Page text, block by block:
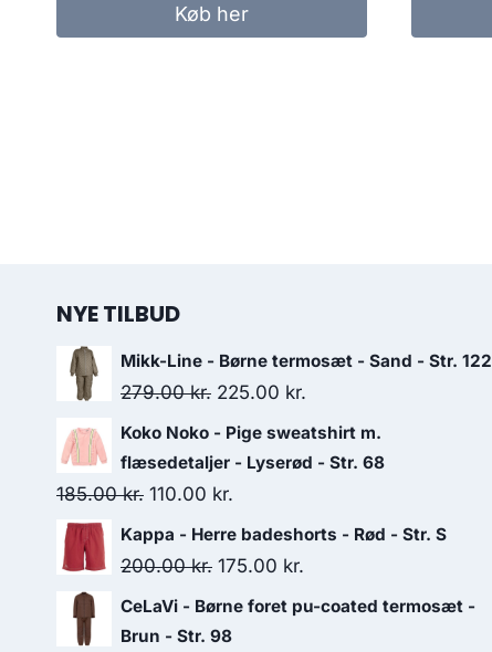
250.00 kr.. 125.00 kr..
Køb her
NYE TILBUD
Mikk-Line - Børne termosæt - Sand - Str. 122
279.00kr. Original
price
was:
279.00 kr..
225.00 kr.
price
is:
Koko Noko - Pige sweatshirt m.
flæsedetaljer - Lyserød - Str. 68
185.00kr. Original
price
was:
110.00 kr.
price
is:
Kappa - Herre badeshorts - Rød - Str. S
200.00kr. Original
price
was:
175.00 kr.
price
CeLaVi - Børne foret pu-coated termosæt -
Brun - Str. 98